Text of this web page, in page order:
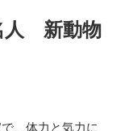
人 新動物
、体力と気力に